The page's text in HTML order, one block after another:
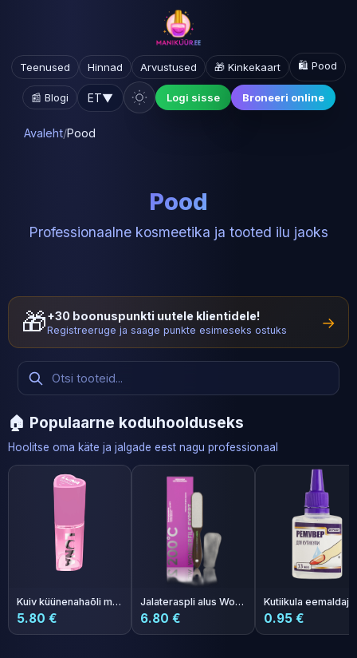
Teenused Hinnad Arvustused 🎁 Kinkekaart 🛍️ Pood
📰 Blogi ET▼ Logi sisse Broneeri online
Avaleht/Pood
Pood
Professionaalne kosmeetika ja tooted ilu jaoks
🎁+30 boonuspunkti uutele klientidele!
Registreeruge ja saage punkte esimeseks ostuks →
🏠 Populaarne koduhoolduseks
Hoolitse oma käte ja jalgade eest nagu professionaal
Kuiv küünenahaõli meloni aroomiga Photoshop Oil 5ml
5.80 €
Jalateraspli alus Wonderfile Expert 200°C
6.80 € 0.95 €